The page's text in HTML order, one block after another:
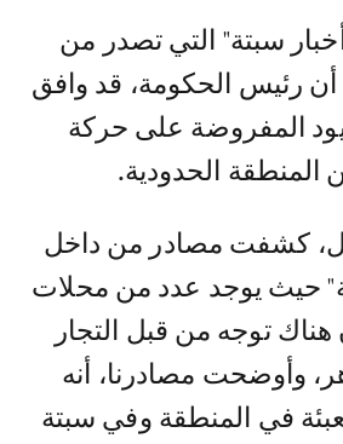
سبتة" التي تصدر من
أن رئيس الحكومة، قد وافق
المفروضة على حركة
المنطقة الحدودية.
كشفت مصادر من داخل
حيث يوجد عدد من محلات
هناك توجه من قبل التجار
وأوضحت مصادرنا، أنه
في المنطقة وفي سبتة